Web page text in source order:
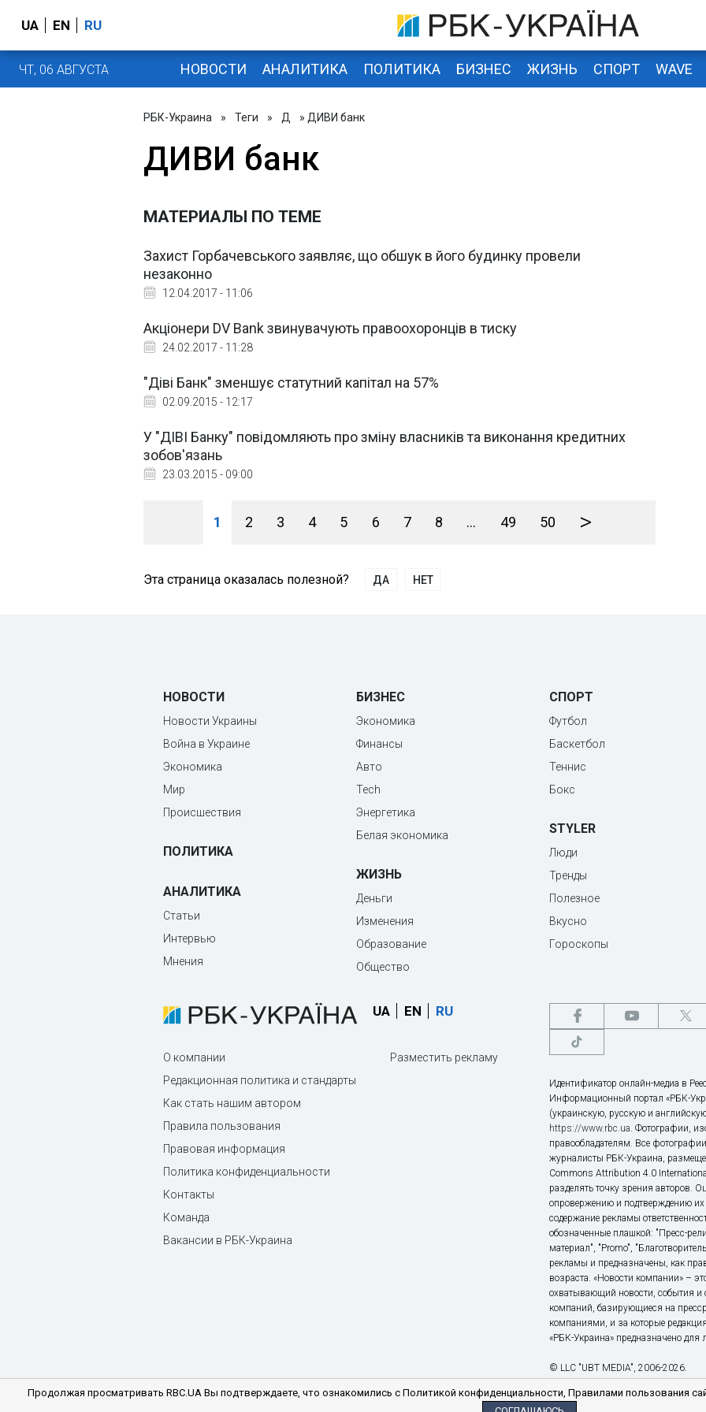
UA EN RU
ЧТ, 06 АВГУСТА НОВОСТИ АНАЛИТИКА ПОЛИТИКА БИЗНЕС ЖИЗНЬ СПОРТ WAVE
РБК-Украина » Теги » Д » ДИВИ банк
ДИВИ банк
МАТЕРИАЛЫ ПО ТЕМЕ
Захист Горбачевського заявляє, що обшук в його будинку провели
незаконно
12.04.2017 - 11:06
Акціонери DV Bank звинувачують правоохоронців в тиску
24.02.2017 - 11:28
"Діві Банк" зменшує статутний капітал на 57%
02.09.2015 - 12:17
У "ДІВІ Банку" повідомляють про зміну власників та виконання кредитних
зобов'язань
23.03.2015 - 09:00
1 2 3 4 5 6 7 8 ... 49 50 >
Эта страница оказалась полезной? ДА НЕТ
НОВОСТИ
Новости Украины
Война в Украине
Экономика
Мир
Происшествия
ПОЛИТИКА
АНАЛИТИКА
Статьи
Интервью
Мнения
БИЗНЕС
Экономика
Финансы
Авто
Tech
Энергетика
Белая экономика
ЖИЗНЬ
Деньги
Изменения
Образование
Общество
СПОРТ
Футбол
Баскетбол
Теннис
Бокс
STYLER
Люди
Тренды
Полезное
Вкусно
Гороскопы
UA EN RU
О компании
Редакционная политика и стандарты
Как стать нашим автором
Правила пользования
Правовая информация
Политика конфиденциальности
Контакты
Команда
Вакансии в РБК-Украина
Разместить рекламу
Идентификатор онлайн-медиа в
Информационный портал «РБК-
(украинскую, русскую и
https://www.rbc.ua. Фотографии,
правообладателям. Все
журналисты РБК-Украина,
Commons Attribution 4.0
разделять точку зрения авторов.
опровержению и подтверждению их
содержание рекламы
обозначенные плашкой: "Пресс-
материал", "Promo",
рекламы и предназначены, как
возраста. «Новости компании» –
охватывающий новости, события и
компаний, базирующиеся на
компаниями, и за которые
«РБК-Украина» предназначено для
© LLC "UBT MEDIA", 2006-2026.
Продолжая просматривать RBC.UA Вы подтверждаете, что ознакомились с Политикой конфиденциальности, Правилами пользования